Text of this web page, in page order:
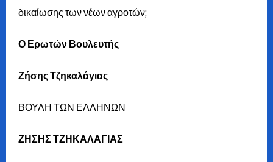
δικαίωσης των νέων αγροτών;
Ο Ερωτών Βουλευτής
Ζήσης Τζηκαλάγιας
ΒΟΥΛΗ ΤΩΝ ΕΛΛΗΝΩΝ
ΖΗΣΗΣ ΤΖΗΚΑΛΑΓΙΑΣ